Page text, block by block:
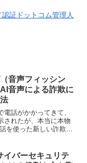
認証ドットコム管理人
音声フィッシン
音声による詐欺に
電話がかかってきて、
されたが、本当に本物
を使った新しい詐欺の
を抱える総務・人事・
イバーセキュリテ